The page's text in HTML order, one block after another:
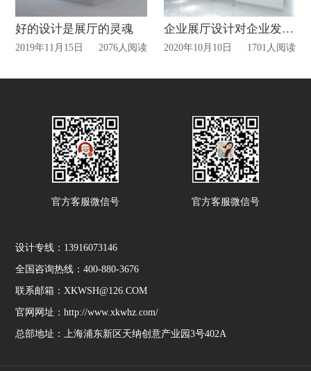
好的设计是展厅的灵魂
2019年11月15日 2076人阅读
企业展厅设计对企业发展有什么重要作用?
2020年10月10日 1701人阅读
官方客服微信号 官方客服微信号
设计专线：13916073146
全国咨询热线：400-880-3676
联系邮箱：XKWSH@126.COM
官网网址：http://www.xkwhz.com/
总部地址：上海浦东新区天纳创意产业园3号402A